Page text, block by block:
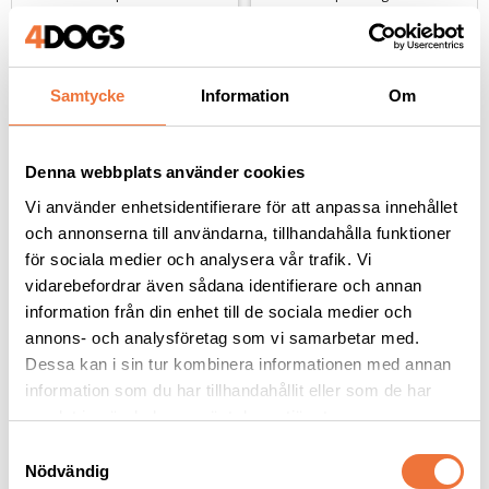
Samtycke Information Om
Denna webbplats använder cookies
Vi använder enhetsidentifierare för att anpassa innehållet
och annonserna till användarna, tillhandahålla funktioner
för sociala medier och analysera vår trafik. Vi
vidarebefordrar även sådana identifierare och annan
information från din enhet till de sociala medier och
annons- och analysföretag som vi samarbetar med.
Dessa kan i sin tur kombinera informationen med annan
information som du har tillhandahållit eller som de har
samlat in när du har använt deras tjänster.
Nödvändig
449kr
Andra köpte även
Show Tech
Fingerkondomer large
Trimmercide Blade
spray 5in1 Cucumber
NYHET